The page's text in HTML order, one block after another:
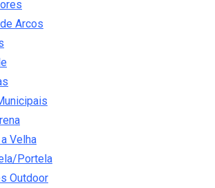
Arcos
Velha
Portela
Outdoor